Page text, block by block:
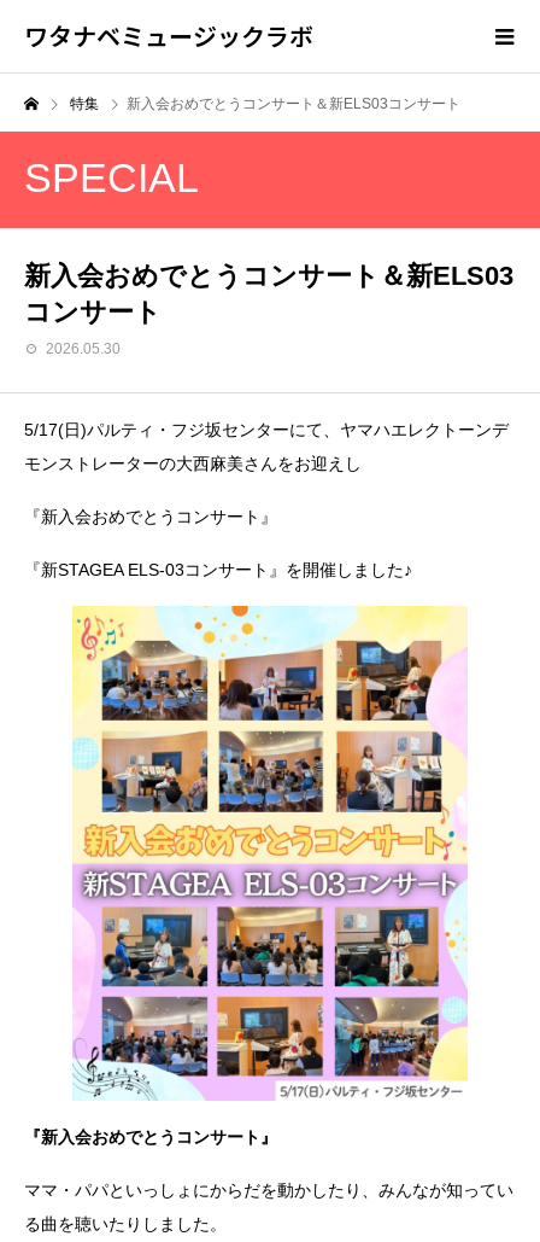
ワタナベミュージックラボ
特集 新入会おめでとうコンサート＆新ELS03コンサート
SPECIAL
新入会おめでとうコンサート＆新ELS03
コンサート
2026.05.30
5/17(日)パルティ・フジ坂センターにて、ヤマハエレクトーンデ
モンストレーターの大西麻美さんをお迎えし
『新入会おめでとうコンサート』
『新STAGEA ELS-03コンサート』を開催しました♪
『新入会おめでとうコンサート』
ママ・パパといっしょにからだを動かしたり、みんなが知ってい
る曲を聴いたりしました。